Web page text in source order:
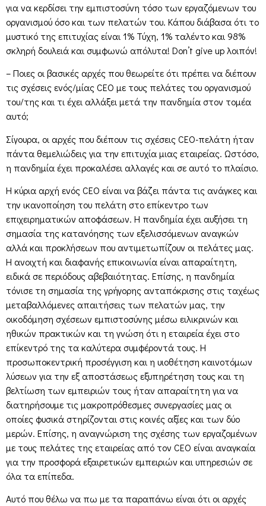
για να κερδίσει την εμπιστοσύνη τόσο των εργαζόμενων του
οργανισμού όσο και των πελατών του. Κάπου διάβασα ότι το
μυστικό της επιτυχίας είναι 1% Τύχη, 1% ταλέντο και 98%
σκληρή δουλειά και συμφωνώ απόλυτα! Don’t give up λοιπόν!
– Ποιες οι βασικές αρχές που θεωρείτε ότι πρέπει να διέπουν
τις σχέσεις ενός/μίας CEO με τους πελάτες του οργανισμού
του/της και τι έχει αλλάξει μετά την πανδημία στον τομέα
αυτό;
Σίγουρα, οι αρχές που διέπουν τις σχέσεις CEO-πελάτη ήταν
πάντα θεμελιώδεις για την επιτυχία μιας εταιρείας. Ωστόσο,
η πανδημία έχει προκαλέσει αλλαγές και σε αυτό το πλαίσιο.
Η κύρια αρχή ενός CEO είναι να βάζει πάντα τις ανάγκες και
την ικανοποίηση του πελάτη στο επίκεντρο των
επιχειρηματικών αποφάσεων. Η πανδημία έχει αυξήσει τη
σημασία της κατανόησης των εξελισσόμενων αναγκών
αλλά και προκλήσεων που αντιμετωπίζουν οι πελάτες μας.
Η ανοιχτή και διαφανής επικοινωνία είναι απαραίτητη,
ειδικά σε περιόδους αβεβαιότητας. Επίσης, η πανδημία
τόνισε τη σημασία της γρήγορης ανταπόκρισης στις ταχέως
μεταβαλλόμενες απαιτήσεις των πελατών μας, την
οικοδόμηση σχέσεων εμπιστοσύνης μέσω ειλικρινών και
ηθικών πρακτικών και τη γνώση ότι η εταιρεία έχει στο
επίκεντρό της τα καλύτερα συμφέροντά τους. Η
προσωποκεντρική προσέγγιση και η υιοθέτηση καινοτόμων
λύσεων για την εξ αποστάσεως εξυπηρέτηση τους και τη
βελτίωση των εμπειριών τους ήταν απαραίτητη για να
διατηρήσουμε τις μακροπρόθεσμες συνεργασίες μας οι
οποίες φυσικά στηρίζονται στις κοινές αξίες και των δύο
μερών. Επίσης, η αναγνώριση της σχέσης των εργαζομένων
με τους πελάτες της εταιρείας από τον CEO είναι αναγκαία
για την προσφορά εξαιρετικών εμπειριών και υπηρεσιών σε
όλα τα επίπεδα.
Αυτό που θέλω να πω με τα παραπάνω είναι ότι οι αρχές